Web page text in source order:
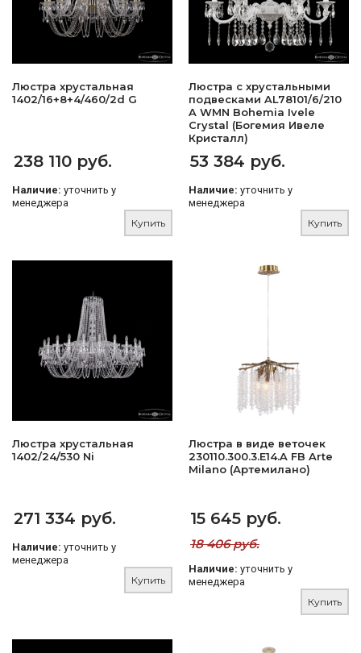
Люстра хрустальная
1402/16+8+4/460/2d G
238 110 руб.
Наличие: уточнить у
менеджера
Купить
Люстра с хрустальными
подвесками AL78101/6/210
A WMN Bohemia Ivele
Crystal (Богемия Ивеле
Кристалл)
53 384 руб.
Наличие: уточнить у
менеджера
Купить
Люстра хрустальная
1402/24/530 Ni
271 334 руб.
Наличие: уточнить у
менеджера
Купить
Люстра в виде веточек
230110.300.3.E14.A FB Arte
Milano (Артемилано)
15 645 руб.
18 406 руб.
Наличие: уточнить у
менеджера
Купить